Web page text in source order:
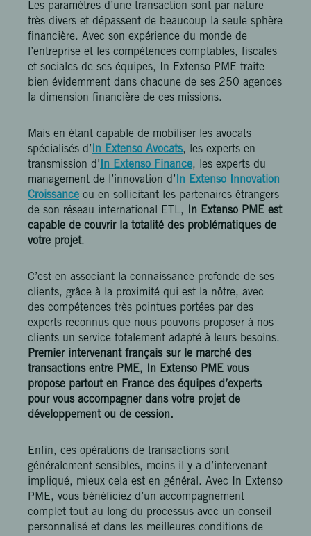
Les paramètres d’une transaction sont par nature
très divers et dépassent de beaucoup la seule sphère
financière. Avec son expérience du monde de
l’entreprise et les compétences comptables, fiscales
et sociales de ses équipes, In Extenso PME traite
bien évidemment dans chacune de ses 250 agences
la dimension financière de ces missions.
Mais en étant capable de mobiliser les avocats
spécialisés d’ In Extenso Avocats, les experts en
transmission d’ In Extenso Finance, les experts du
management de l’innovation d’ In Extenso Innovation
Croissance ou en sollicitant les partenaires étrangers
de son réseau international ETL,
In Extenso PME est
capable de couvrir la totalité des problématiques de
votre projet.
C’est en associant la connaissance profonde de ses
clients, grâce à la proximité qui est la nôtre, avec
des compétences très pointues portées par des
experts reconnus que nous pouvons proposer à nos
clients un service totalement adapté à leurs besoins.
Premier intervenant français sur le marché des
transactions entre PME, In Extenso PME vous
propose partout en France des équipes d’experts
pour vous accompagner dans votre projet de
développement ou de cession.
Enfin, ces opérations de transactions sont
généralement sensibles, moins il y a d’intervenant
impliqué, mieux cela est en général. Avec In Extenso
PME, vous bénéficiez d’un accompagnement
complet tout au long du processus avec un conseil
personnalisé et dans les meilleures conditions de